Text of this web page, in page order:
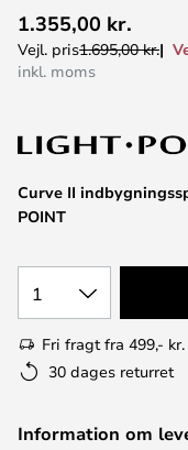
til
starten
Curve II
POINT
1.355,00 kr.
Vejl. pris1.695,00 kr.
inkl. moms
1
Fri fragt fra 499,- kr.
30 dages returret
Information om